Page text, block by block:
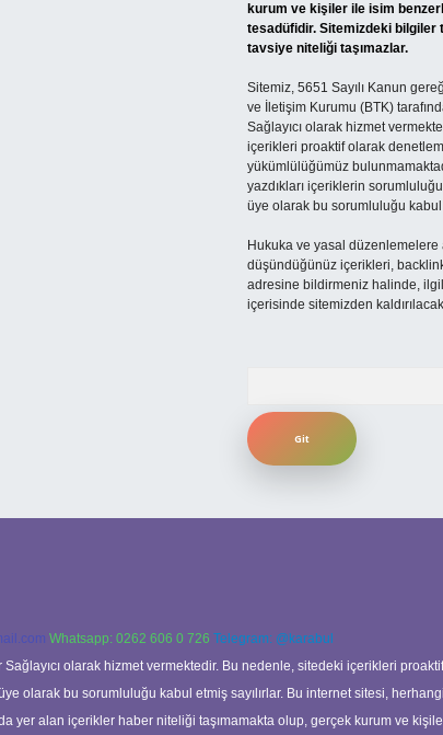
kurum ve kişiler ile isim
tesadüfidir. Sitemizdeki bilgiler
tavsiye niteliği taşımazlar.
Sitemiz, 5651 Sayılı Kanun
ve İletişim Kurumu (BTK)
Sağlayıcı olarak hizmet
içerikleri proaktif olarak
yükümlülüğümüz
yazdıkları içeriklerin
üye olarak bu sorumluluğu kabul
Hukuka ve yasal düzenlemelere
düşündüğünüz içerikleri,
adresine bildirmeniz halinde,
içerisinde sitemizden
Whatsapp: 0262 606 0 726 Telegram: @karabul
olarak hizmet vermektedir. Bu nedenle, sitedeki içerikleri
olarak bu sorumluluğu kabul etmiş sayılırlar. Bu internet sitesi,
yer alan içerikler haber niteliği taşımamakta olup, gerçek kurum ve